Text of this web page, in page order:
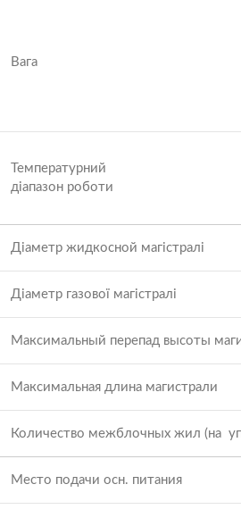
Вага
Температурний
діапазон роботи
Діаметр жидкосной магістралі
Діаметр газової магістралі
Максимальный перепад высоты
Максимальная длина магистрали
Количество межблочных жил (на
Место подачи осн. питания